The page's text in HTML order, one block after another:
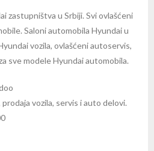
zastupništva u Srbiji. Svi ovlašćeni
Saloni automobila Hyundai u
vozila, ovlašćeni autoservis,
sve modele Hyundai automobila.
vozila, servis i auto delovi.